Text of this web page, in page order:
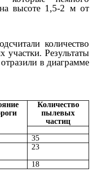
высоте 1,5-2 м от
количество
участки. Результаты
в диаграмме
Количество
пылевых
частиц
35
23
18